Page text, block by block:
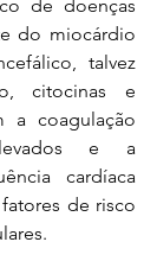
de doenças
do miocárdio
talvez
citocinas e
a coagulação
e a
cardíaca
de risco